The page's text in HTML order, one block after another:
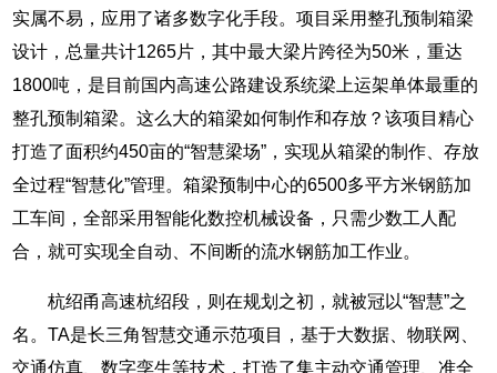
实属不易，应用了诸多数字化手段。项目采用整孔预制箱梁
设计，总量共计1265片，其中最大梁片跨径为50米，重达
1800吨，是目前国内高速公路建设系统梁上运架单体最重的
整孔预制箱梁。这么大的箱梁如何制作和存放？该项目精心
打造了面积约450亩的“智慧梁场”，实现从箱梁的制作、存放
全过程“智慧化”管理。箱梁预制中心的6500多平方米钢筋加
工车间，全部采用智能化数控机械设备，只需少数工人配
合，就可实现全自动、不间断的流水钢筋加工作业。
杭绍甬高速杭绍段，则在规划之初，就被冠以“智慧”之
名。TA是长三角智慧交通示范项目，基于大数据、物联网、
交通仿真、数字孪生等技术，打造了集主动交通管理、准全